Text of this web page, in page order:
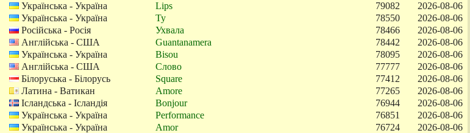
Українська - Україна Lips 79082
2026-08-06
Українська - Україна Ty 78550
2026-08-06
Російська - Росія Ухвала 78466
2026-08-06
Англійська - США Guantanamera 78442
2026-08-06
Українська - Україна Bisou 78095
2026-08-06
Англійська - США Слово 77777
2026-08-06
Білоруська - Білорусь Square 77412
2026-08-06
Латина - Ватикан Amore 77265
2026-08-06
Ісландська - Ісландія Bonjour 76944
2026-08-06
Українська - Україна Performance 76851
2026-08-06
Українська - Україна Amor 76724
2026-08-06